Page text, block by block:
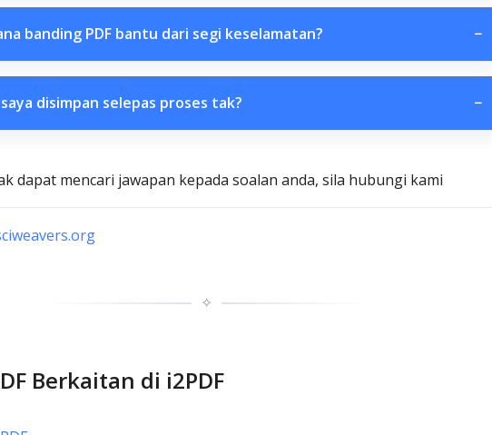
banding PDF bantu dari segi keselamatan? −
disimpan selepas proses tak? −
dapat mencari jawapan kepada soalan anda, sila hubungi kami
✧
Berkaitan di i2PDF